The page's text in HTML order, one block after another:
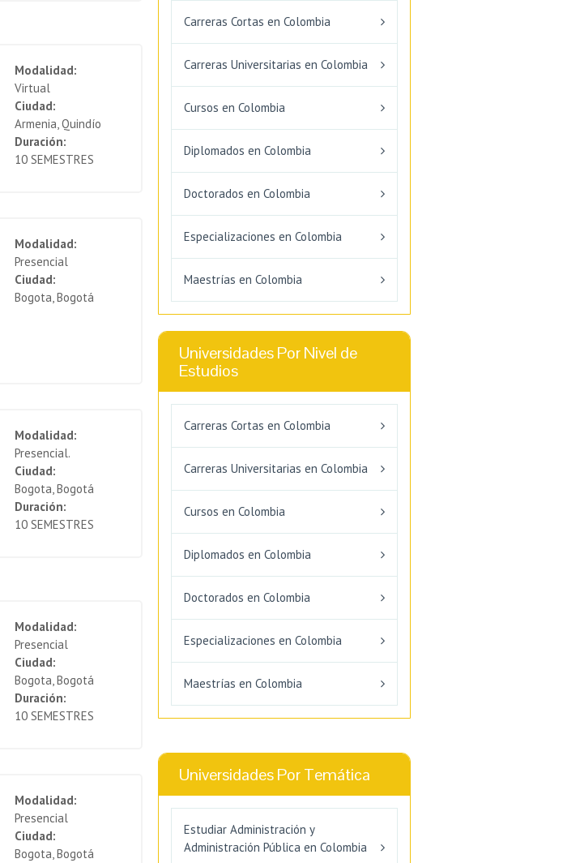
Modalidad:
Virtual
Ciudad:
Armenia, Quindío
Duración:
10 SEMESTRES
Modalidad:
Presencial
Ciudad:
Bogota, Bogotá
Modalidad:
Presencial.
Ciudad:
Bogota, Bogotá
Duración:
10 SEMESTRES
Modalidad:
Presencial
Ciudad:
Bogota, Bogotá
Duración:
10 SEMESTRES
Modalidad:
Presencial
Ciudad:
Bogota, Bogotá
Carreras Cortas en Colombia
Carreras Universitarias en Colombia
Cursos en Colombia
Diplomados en Colombia
Doctorados en Colombia
Especializaciones en Colombia
Maestrías en Colombia
Universidades Por Nivel de
Estudios
Carreras Cortas en Colombia
Carreras Universitarias en Colombia
Cursos en Colombia
Diplomados en Colombia
Doctorados en Colombia
Especializaciones en Colombia
Maestrías en Colombia
Universidades Por Temática
Estudiar Administración y
Administración Pública en Colombia